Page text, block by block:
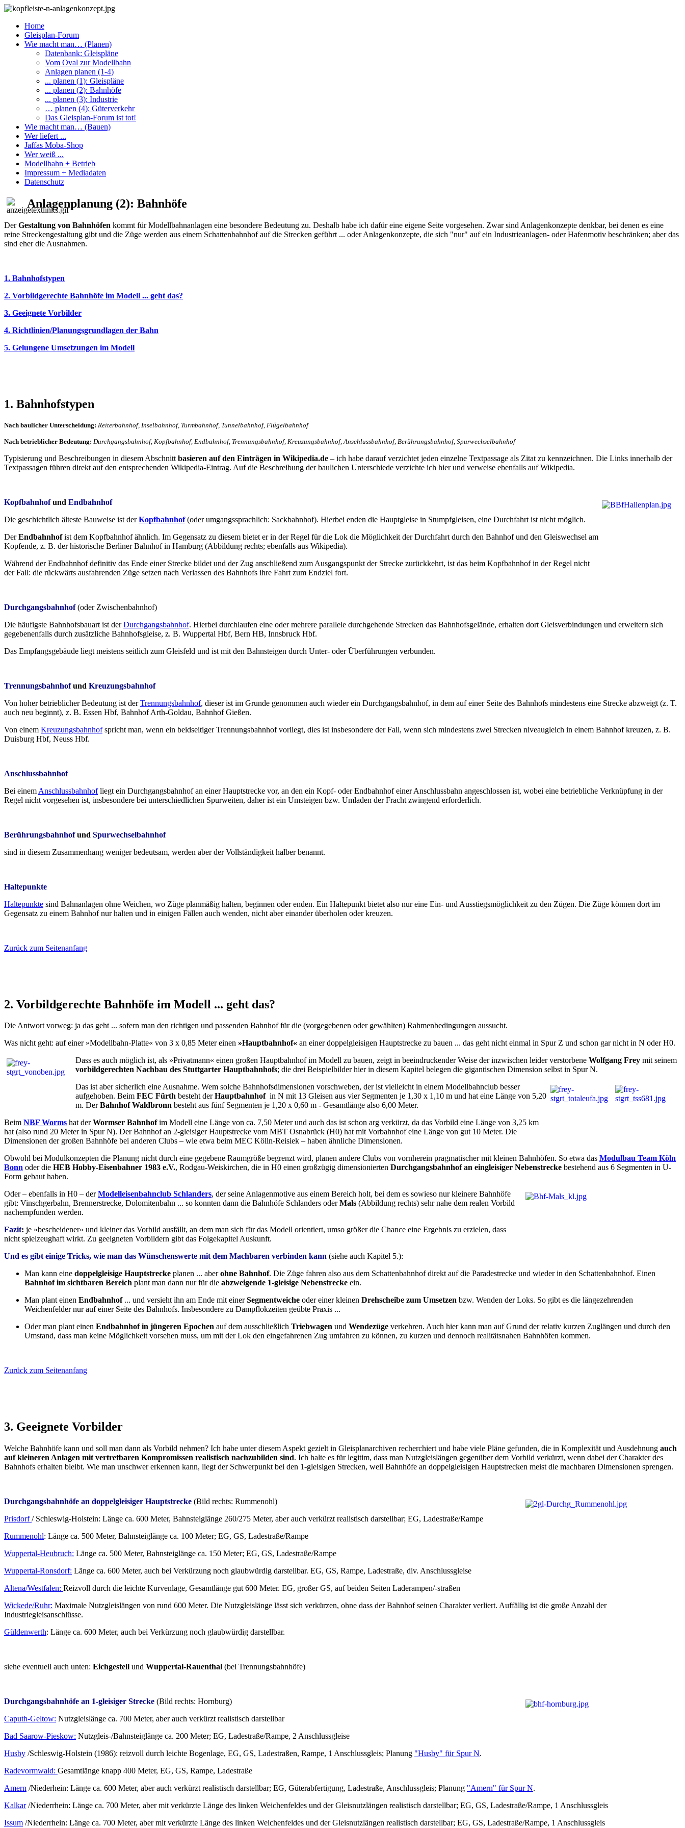
Home
Gleisplan-Forum
Wie macht man… (Planen)
Datenbank: Gleispläne
Vom Oval zur Modellbahn
Anlagen planen (1-4)
... planen (1): Gleispläne
... planen (2): Bahnhöfe
... planen (3): Industrie
… planen (4): Güterverkehr
Das Gleisplan-Forum ist tot!
Wie macht man… (Bauen)
Wer liefert ...
Jaffas Moba-Shop
Wer weiß ...
Modellbahn + Betrieb
Impressum + Mediadaten
Datenschutz
Anlagenplanung (2): Bahnhöfe
DerGestaltung von Bahnhöfen kommt für Modellbahnanlagen eine besondere Bedeutung zu. Deshalb habe ich dafür eine eigene Seite vorgesehen. Zwar sind Anlagenkonzepte denkbar, bei denen es eine
reine Streckengestaltung gibt und die Züge werden aus einem Schattenbahnhof auf die Strecken geführt ... oder Anlagenkonzepte, die sich "nur" auf ein Industrieanlagen- oder Hafenmotiv beschränken; aber das
sind eher die Ausnahmen.
1. Bahnhofstypen
2. Vorbildgerechte Bahnhöfe im Modell ... geht das?
3. Geeignete Vorbilder
4. Richtlinien/Planungsgrundlagen der Bahn
5. Gelungene Umsetzungen im Modell
1. Bahnhofstypen
Nach baulicher Unterscheidung: Reiterbahnhof, Inselbahnhof, Turmbahnhof, Tunnelbahnhof, Flügelbahnhof
Nach betrieblicher Bedeutung: Durchgangsbahnhof, Kopfbahnhof, Endbahnhof, Trennungsbahnhof, Kreuzungsbahnhof, Anschlussbahnhof, Berührungsbahnhof, Spurwechselbahnhof
Typisierung und Beschreibungen in diesem Abschnitt basieren auf den Einträgen in Wikipedia.de – ich habe darauf verzichtet jeden einzelne Textpassage als Zitat zu kennzeichnen. Die Links innerhalb der
Textpassagen führen direkt auf den entsprechenden Wikipedia-Eintrag. Auf die Beschreibung der baulichen Unterschiede verzichte ich hier und verweise ebenfalls auf Wikipedia.
Kopfbahnhofund Endbahnhof
Die geschichtlich älteste Bauweise ist derKopfbahnhof(oder umgangssprachlich: Sackbahnhof). Hierbei enden die Hauptgleise in Stumpfgleisen, eine Durchfahrt ist nicht möglich.
DerEndbahnhofist dem Kopfbahnhof ähnlich. Im Gegensatz zu diesem bietet er in der Regel für die Lok die Möglichkeit der Durchfahrt durch den Bahnhof und den Gleiswechsel am
Kopfende, z. B. der historische Berliner Bahnhof in Hamburg (Abbildung rechts; ebenfalls aus Wikipedia).
Während der Endbahnhof definitiv das Ende einer Strecke bildet und der Zug anschließend zum Ausgangspunkt der Strecke zurückkehrt, ist das beim Kopfbahnhof in der Regel nicht
der Fall: die rückwärts ausfahrenden Züge setzen nach Verlassen des Bahnhofs ihre Fahrt zum Endziel fort.
Durchgangsbahnhof (oder Zwischenbahnhof)
Die häufigste Bahnhofsbauart ist derDurchgangsbahnhof. Hierbei durchlaufen eine oder mehrere parallele durchgehende Strecken das Bahnhofsgelände, erhalten dort Gleisverbindungen und erweitern sich
gegebenenfalls durch zusätzliche Bahnhofsgleise, z. B. Wuppertal Hbf, Bern HB, Innsbruck Hbf.
Das Empfangsgebäude liegt meistens seitlich zum Gleisfeld und ist mit den Bahnsteigen durch Unter- oder Überführungen verbunden.
Trennungsbahnhofund Kreuzungsbahnhof
Von hoher betrieblicher Bedeutung ist derTrennungsbahnhof, dieser ist im Grunde genommen auch wieder ein Durchgangsbahnhof, in dem auf einer Seite des Bahnhofs mindestens eine Strecke abzweigt (z. T.
auch neu beginnt), z. B. Essen Hbf, Bahnhof Arth-Goldau, Bahnhof Gießen.
Von einem Kreuzungsbahnhofspricht man, wenn ein beidseitiger Trennungsbahnhof vorliegt, dies ist insbesondere der Fall, wenn sich mindestens zwei Strecken niveaugleich in einem Bahnhof kreuzen, z. B.
Duisburg Hbf, Neuss Hbf.
Anschlussbahnhof
Bei einem Anschlussbahnhofliegt ein Durchgangsbahnhof an einer Hauptstrecke vor, an den ein Kopf- oder Endbahnhof einer Anschlussbahn angeschlossen ist, wobei eine betriebliche Verknüpfung in der
Regel nicht vorgesehen ist, insbesondere bei unterschiedlichen Spurweiten, daher ist ein Umsteigen bzw. Umladen der Fracht zwingend erforderlich.
Berührungsbahnhofund Spurwechselbahnhof
sind in diesem Zusammenhang weniger bedeutsam, werden aber der Vollständigkeit halber benannt.
Haltepunkte
Haltepunkte sind Bahnanlagen ohne Weichen, wo Züge planmäßig halten, beginnen oder enden. Ein Haltepunkt bietet also nur eine Ein- und Ausstiegsmöglichkeit zu den Zügen. Die Züge können dort im
Gegensatz zu einem Bahnhof nur halten und in einigen Fällen auch wenden, nicht aber einander überholen oder kreuzen.
Zurück zum Seitenanfang
2. Vorbildgerechte Bahnhöfe im Modell ... geht das?
Die Antwort vorweg: ja das geht ... sofern man den richtigen und passenden Bahnhof für die (vorgegebenen oder gewählten) Rahmenbedingungen aussucht.
Was nicht geht: auf einer »Modellbahn-Platte« von 3 x 0,85 Meter einen »Hauptbahnhof« an einer doppelgleisigen Hauptstrecke zu bauen ... das geht nicht einmal in Spur Z und schon gar nicht in N oder H0.
Dass es auch möglich ist, als »Privatmann« einen großen Hauptbahnhof im Modell zu bauen, zeigt in beeindruckender Weise der inzwischen leider verstorbene Wolfgang Frey mit seinem
vorbildgerechten Nachbau des Stuttgarter Hauptbahnhofs; die drei Beispielbilder hier in diesem Kapitel belegen die gigantischen Dimension selbst in Spur N.
Das ist aber sicherlich eine Ausnahme. Wem solche Bahnhofsdimensionen vorschweben, der ist vielleicht in einem Modellbahnclub besser
aufgehoben. Beim FEC Fürth besteht derHauptbahnhof in N mit 13 Gleisen aus vier Segmenten je 1,30 x 1,10 m und hat eine Länge von 5,20
m. DerBahnhof Waldbronn besteht aus fünf Segmenten je 1,20 x 0,60 m - Gesamtlänge also 6,00 Meter.
Beim NBF Worms hat derWormser Bahnhofim Modell eine Länge von ca. 7,50 Meter und auch das ist schon arg verkürzt, da das Vorbild eine Länge von 3,25 km
hat (also rund 20 Meter in Spur N). Der Bahnhof an 2-gleisiger Hauptstrecke vom MBT Osnabrück (H0) hat mit Vorbahnhof eine Länge von gut 10 Meter. Die
Dimensionen der großen Bahnhöfe bei anderen Clubs – wie etwa beim MEC Kölln-Reisiek – haben ähnliche Dimensionen.
Obwohl bei Modulkonzepten die Planung nicht durch eine gegebene Raumgröße begrenzt wird, planen andere Clubs von vornherein pragmatischer mit kleinen Bahnhöfen. So etwa das Modulbau Team Köln
Bonn oder die HEB Hobby-Eisenbahner 1983 e.V., Rodgau-Weiskirchen, die in H0 einen großzügig dimensionierten Durchgangsbahnhof an eingleisiger Nebenstrecke bestehend aus 6 Segmenten in U-
Form gebaut haben.
Oder – ebenfalls in H0 – derModelleisenbahnclub Schlanders, der seine Anlagenmotive aus einem Bereich holt, bei dem es sowieso nur kleinere Bahnhöfe
gibt: Vinschgerbahn, Brennerstrecke, Dolomitenbahn ... so konnten dann die Bahnhöfe Schlanders oderMals (Abbildung rechts) sehr nahe dem realen Vorbild
nachempfunden werden.
Fazit: je »bescheidener« und kleiner das Vorbild ausfällt, an dem man sich für das Modell orientiert, umso größer die Chance eine Ergebnis zu erzielen, dass
nicht spielzeughaft wirkt. Zu geeigneten Vorbildern gibt das Folgekapitel Auskunft.
Und es gibt einige Tricks, wie man das Wünschenswerte mit dem Machbaren verbinden kann (siehe auch Kapitel 5.):
Man kann eine doppelgleisige Hauptstrecke planen ... aberohne Bahnhof. Die Züge fahren also aus dem Schattenbahnhof direkt auf die Paradestrecke und wieder in den Schattenbahnhof. Einen
Bahnhof im sichtbaren Bereich plant man dann nur für die abzweigende 1-gleisige Nebenstrecke ein.
Man plant einen Endbahnhof... und versieht ihn am Ende mit einerSegmentweiche oder einer kleinen Drehscheibe zum Umsetzen bzw. Wenden der Loks. So gibt es die längezehrenden
Weichenfelder nur auf einer Seite des Bahnhofs. Insbesondere zu Dampflokzeiten geübte Praxis ...
Oder man plant einen Endbahnhof in jüngeren Epochen auf dem ausschließlich Triebwagen und Wendezüge verkehren. Auch hier kann man auf Grund der relativ kurzen Zuglängen und durch den
Umstand, dass man keine Möglichkeit vorsehen muss, um mit der Lok den eingefahrenen Zug umfahren zu können, zu kurzen und dennoch realitätsnahen Bahnhöfen kommen.
Zurück zum Seitenanfang
3. Geeignete Vorbilder
Welche Bahnhöfe kann und soll man dann als Vorbild nehmen? Ich habe unter diesem Aspekt gezielt in Gleisplanarchiven recherchiert und habe viele Pläne gefunden, die in Komplexität und Ausdehnung auch
auf kleineren Anlagen mit vertretbaren Kompromissen realistisch nachzubilden sind. Ich halte es für legitim, dass man Nutzgleislängen gegenüber dem Vorbild verkürzt, wenn dabei der Charakter des
Bahnhofs erhalten bleibt. Wie man unschwer erkennen kann, liegt der Schwerpunkt bei den 1-gleisigen Strecken, weil Bahnhöfe an doppelgleisigen Hauptstrecken meist die machbaren Dimensionen sprengen.
Durchgangsbahnhöfe an doppelgleisiger Hauptstrecke (Bild rechts: Rummenohl)
Prisdorf/ Schleswig-Holstein: Länge ca. 600 Meter, Bahnsteiglänge 260/275 Meter, aber auch verkürzt realistisch darstellbar; EG, Ladestraße/Rampe
Rummenohl: Länge ca. 500 Meter, Bahnsteiglänge ca. 100 Meter; EG, GS, Ladestraße/Rampe
Wuppertal-Heubruch: Länge ca. 500 Meter, Bahnsteiglänge ca. 150 Meter; EG, GS, Ladestraße/Rampe
Wuppertal-Ronsdorf: Länge ca. 600 Meter, auch bei Verkürzung noch glaubwürdig darstellbar. EG, GS, Rampe, Ladestraße, div. Anschlussgleise
Altena/Westfalen: Reizvoll durch die leichte Kurvenlage, Gesamtlänge gut 600 Meter. EG, großer GS, auf beiden Seiten Laderampen/-straßen
Wickede/Ruhr: Maximale Nutzgleislängen von rund 600 Meter. Die Nutzgleislänge lässt sich verkürzen, ohne dass der Bahnhof seinen Charakter verliert. Auffällig ist die große Anzahl der
Industriegleisanschlüsse.
Güldenwerth: Länge ca. 600 Meter, auch bei Verkürzung noch glaubwürdig darstellbar.
siehe eventuell auch unten: Eichgestell und Wuppertal-Rauenthal (bei Trennungsbahnhöfe)
Durchgangsbahnhöfe an 1-gleisiger Strecke (Bild rechts: Hornburg)
Caputh-Geltow: Nutzgleislänge ca. 700 Meter, aber auch verkürzt realistisch darstellbar
Bad Saarow-Pieskow: Nutzgleis-/Bahnsteiglänge ca. 200 Meter; EG, Ladestraße/Rampe, 2 Anschlussgleise
Husby /Schleswig-Holstein (1986): reizvoll durch leichte Bogenlage, EG, GS, Ladestraßen, Rampe, 1 Anschlussgleis; Planung "Husby" für Spur N.
Radevormwald: Gesamtlänge knapp 400 Meter, EG, GS, Rampe, Ladestraße
Amern /Niederhein: Länge ca. 600 Meter, aber auch verkürzt realistisch darstellbar; EG, Güterabfertigung, Ladestraße, Anschlussgleis; Planung "Amern" für Spur N.
Kalkar/Niederrhein: Länge ca. 700 Meter, aber mit verkürzte Länge des linken Weichenfeldes und der Gleisnutzlängen realistisch darstellbar; EG, GS, Ladestraße/Rampe, 1 Anschlussgleis
Issum /Niederrhein: Länge ca. 700 Meter, aber mit verkürzte Länge des linken Weichenfeldes und der Gleisnutzlängen realistisch darstellbar; EG, GS, Ladestraße/Rampe, 1 Anschlussgleis